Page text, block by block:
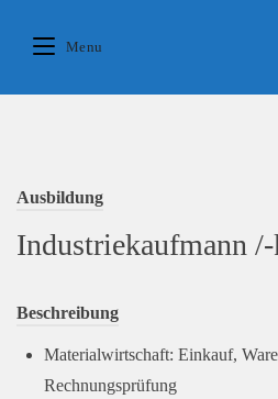
Menu
Ausbildung
Industriekaufmann
Beschreibung
Materialwirtschaft: Einkauf,
Rechnungsprüfung